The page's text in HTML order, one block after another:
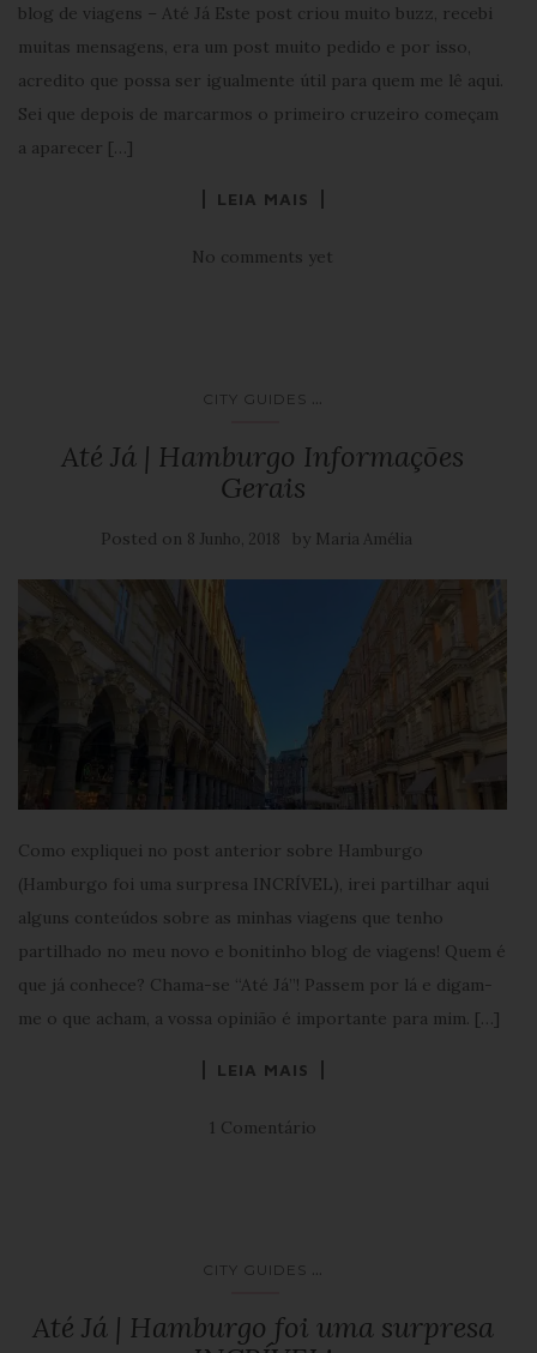
blog de viagens – Até Já Este post criou muito buzz, recebi
muitas mensagens, era um post muito pedido e por isso,
acredito que possa ser igualmente útil para quem me lê aqui.
Sei que depois de marcarmos o primeiro cruzeiro começam
a aparecer […]
LEIA MAIS
No comments yet
CITY GUIDES
Até Já | Hamburgo Informações
Gerais
Posted on 8 Junho, 2018 by Maria Amélia
Como expliquei no post anterior sobre Hamburgo
(Hamburgo foi uma surpresa INCRÍVEL), irei partilhar aqui
alguns conteúdos sobre as minhas viagens que tenho
partilhado no meu novo e bonitinho blog de viagens! Quem é
que já conhece? Chama-se “Até Já”! Passem por lá e digam-
me o que acham, a vossa opinião é importante para mim. […]
LEIA MAIS
1 Comentário
CITY GUIDES ...
Até Já | Hamburgo foi uma surpresa